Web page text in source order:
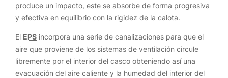
produce un impacto, este se absorbe de forma progresiva
y efectiva en equilibrio con la rigidez de la calota.
El EPS incorpora una serie de canalizaciones para que el
aire que proviene de los sistemas de ventilación circule
libremente por el interior del casco obteniendo así una
evacuación del aire caliente y la humedad del interior del